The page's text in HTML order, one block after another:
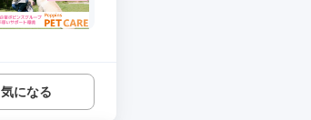
気になる